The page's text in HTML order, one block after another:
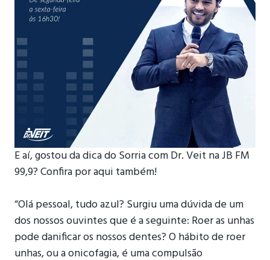
E aí, gostou da dica do Sorria com Dr. Veit na JB FM
99,9? Confira por aqui também!
“Olá pessoal, tudo azul? Surgiu uma dúvida de um
dos nossos ouvintes que é a seguinte: Roer as unhas
pode danificar os nossos dentes? O hábito de roer
unhas, ou a onicofagia, é uma compulsão